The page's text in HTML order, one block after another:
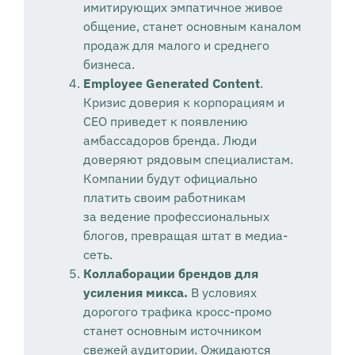
имитирующих эмпатичное живое
общение, станет основным каналом
продаж для малого и среднего
бизнеса.
Employee Generated Content.
Кризис доверия к корпорациям и
CEO приведет к появлению
амбассадоров бренда. Люди
доверяют рядовым специалистам.
Компании будут официально
платить своим работникам
за ведение профессиональных
блогов, превращая штат в медиа-
сеть.
Коллаборации брендов для
усиления микса. В условиях
дорогого трафика кросс-промо
станет основным источником
свежей аудитории. Ожидаются